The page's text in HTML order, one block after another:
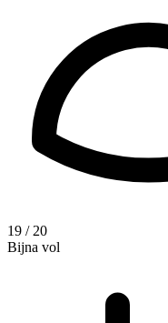
19 / 20
Bijna vol